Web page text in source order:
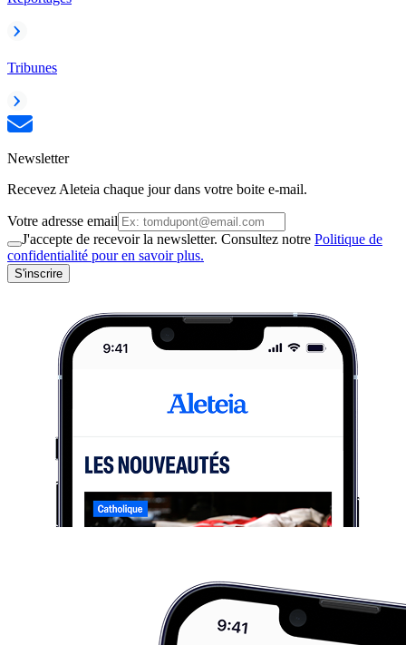
Tribunes
Newsletter
Recevez Aleteia chaque jour dans votre boite e-mail.
Votre adresse email
J'accepte de recevoir la newsletter. Consultez notre Politique de
confidentialité pour en savoir plus.
S'inscrire